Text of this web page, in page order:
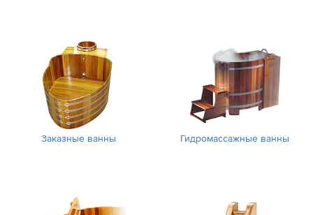
Заказные ванны Гидромассажные ванны